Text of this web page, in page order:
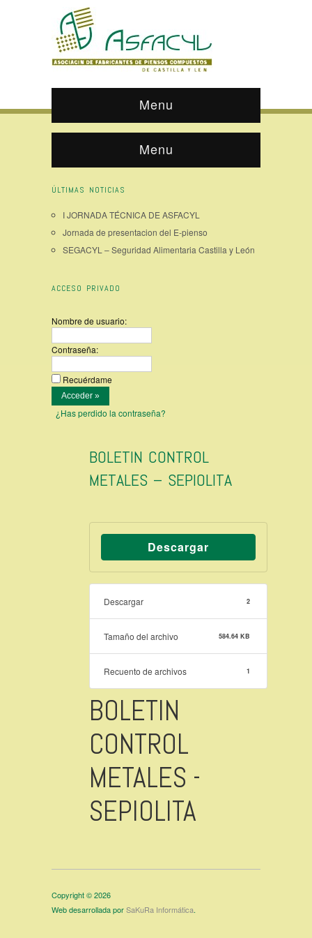
Menu
Menu
ÚLTIMAS NOTICIAS
I JORNADA TÉCNICA DE ASFACYL
Jornada de presentacion del E-pienso
SEGACYL – Seguridad Alimentaria Castilla y León
ACCESO PRIVADO
Nombre de usuario:
Contraseña:
Recuérdame
¿Has perdido la contraseña?
BOLETIN CONTROL
METALES – SEPIOLITA
Descargar
Descargar 2
Tamaño del archivo 584.64 KB
Recuento de archivos 1
BOLETIN
CONTROL
METALES -
SEPIOLITA
Copyright © 2026
Web desarrollada porSaKuRa Informática.